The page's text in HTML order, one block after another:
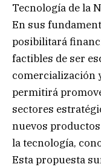
Tecnología de la
En sus
posibilitará
factibles de ser
comercialización
permitirá
sectores
nuevos
la tecnología,
Esta propuesta